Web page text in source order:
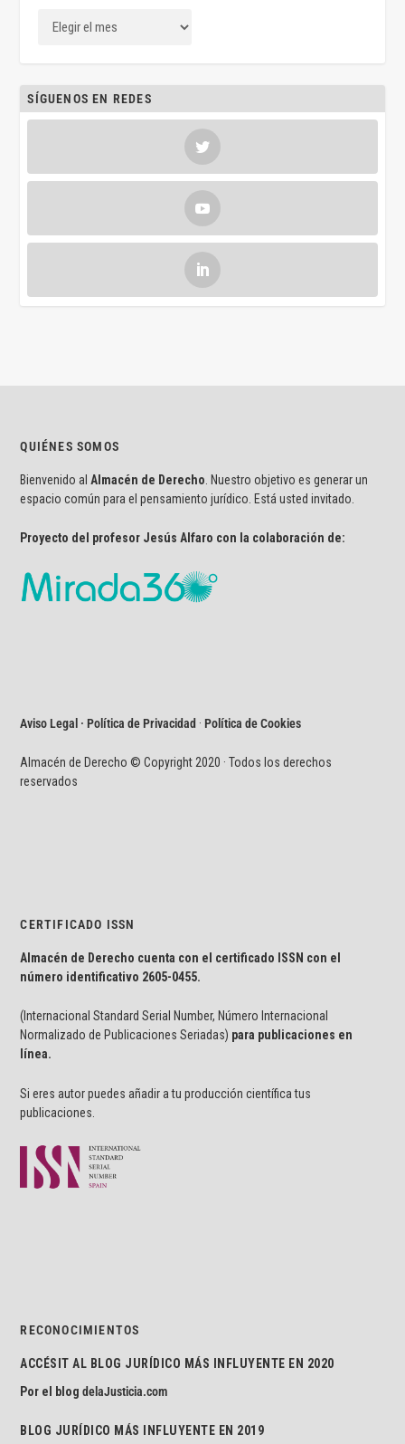
SÍGUENOS EN REDES
QUIÉNES SOMOS
Bienvenido al Almacén de Derecho . Nuestro objetivo es generar un
espacio común para el pensamiento jurídico. Está usted invitado.
Proyecto del profesor Jesús Alfaro con la colaboración de:
Aviso Legal · Política de Privacidad ·Política de Cookies
Almacén de Derecho © Copyright 2020 · Todos los derechos
reservados
CERTIFICADO ISSN
Almacén de Derecho cuenta con el certificado ISSN con el
número identificativo 2605-0455.
(Internacional Standard Serial Number, Número Internacional
Normalizado de Publicaciones Seriadas) para publicaciones en
línea.
Si eres autor puedes añadir a tu producción científica tus
publicaciones.
RECONOCIMIENTOS
ACCÉSIT AL BLOG JURÍDICO MÁS INFLUYENTE EN 2020
Por el blogdelaJusticia.com
BLOG JURÍDICO MÁS INFLUYENTE EN 2019